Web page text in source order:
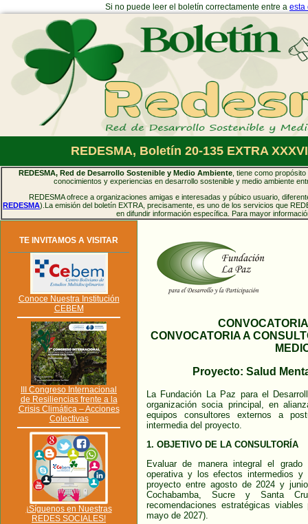
Si no puede leer el boletín correctamente entre a esta
REDESMA, Boletín 20-135 EXTRA
REDESMA, Red de Desarrollo Sostenible y Medio Ambiente , tiene como
conocimientos y experiencias en desarrollo sostenible y medio ambiente
REDESMA ofrece a organizaciones amigas e interesadas y púbico usuario,
REDESMA).La emisión del boletín EXTRA, precisamente, es uno de los servicios que
en difundir información específica. Para mayor
TE INVITAMOS A VISITAR
Conoce Nuestra Institución
CEBEM
III Congreso Internacional
de Resiliencias frente a la
Crisis Climática – Acciones
Colectivas
¡Síguenos en Nuestras
REDES SOCIALES!
CONVOCATORIA A
Proyecto: Salud
La Fundación La Paz para el
organización socia principal, en
equipos consultores externos a
intermedia del proyecto.
1. OBJETIVO DE LA CONSULTORÍA
Evaluar de manera integral el
operativa y los efectos intermedios y
proyecto entre agosto de 2024 y
Cochabamba, Sucre y Santa
recomendaciones estratégicas
mayo de 2027).